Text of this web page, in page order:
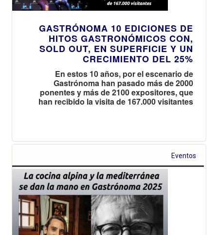
GASTRÓNOMA 10 EDICIONES DE
HITOS GASTRONÓMICOS CON,
SOLD OUT, EN SUPERFICIE Y UN
CRECIMIENTO DEL 25%
En estos 10 años, por el escenario de
Gastrónoma han pasado más de 2000
ponentes y más de 2100 expositores, que
han recibido la visita de 167.000 visitantes
Eventos